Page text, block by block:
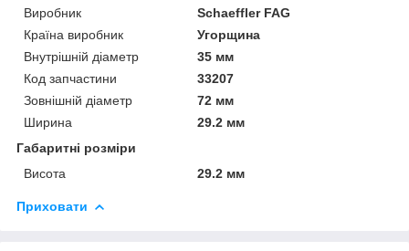
Виробник
Schaeffler FAG
Країна виробник
Угорщина
Внутрішній діаметр
35 мм
Код запчастини
33207
Зовнішній діаметр
72 мм
Ширина
29.2 мм
Габаритні розміри
Висота
29.2 мм
Приховати